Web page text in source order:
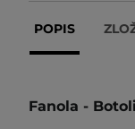
POPIS
Fanola -